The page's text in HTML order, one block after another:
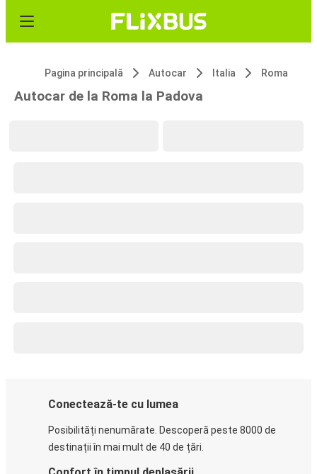
Pagina principală Autocar Italia Roma
Autocar de la Roma la Padova
Conectează-te cu lumea
Posibilități nenumărate. Descoperă peste 8000 de
destinații în mai mult de 40 de țări.